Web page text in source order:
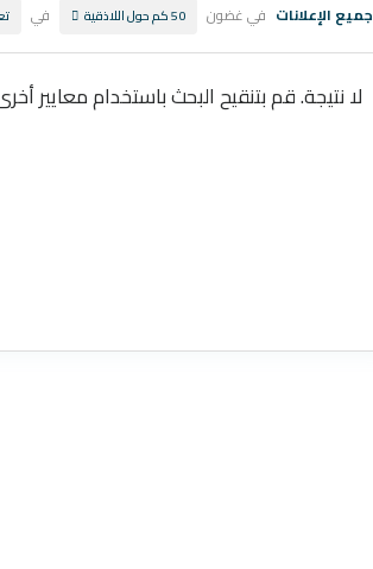
جميع الإعلانات في غضون 50 كم حول اللاذقية في
لا نتيجة. قم بتنقيح البحث باستخدام معايير